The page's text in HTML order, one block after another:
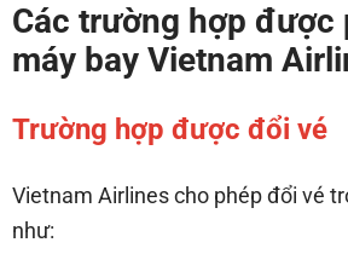
Các trường hợp được
máy bay Vietnam
Trường hợp được đổi vé
Vietnam Airlines cho phép đổi vé
như: